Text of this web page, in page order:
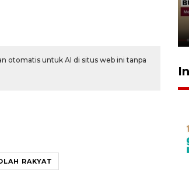
otomatis untuk AI di situs web ini tanpa
RAKYAT